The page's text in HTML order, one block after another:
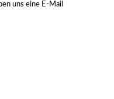
uns eine E-Mail